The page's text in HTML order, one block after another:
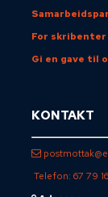
For
Gi en gave til
KONTAKT
Telefon: 67 79